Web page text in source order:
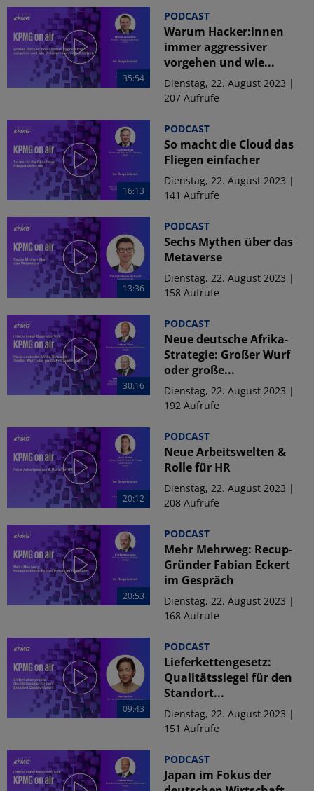
35:54
PODCAST
Warum Hacker:innen
immer aggressiver
vorgehen und wie...
Dienstag, 22. August 2023 |
207 Aufrufe
16:13
PODCAST
So macht die Cloud das
Fliegen einfacher
Dienstag, 22. August 2023 |
141 Aufrufe
13:36
PODCAST
Sechs Mythen über das
Metaverse
Dienstag, 22. August 2023 |
158 Aufrufe
30:16
PODCAST
Neue deutsche Afrika-
Strategie: Großer Wurf
oder große...
Dienstag, 22. August 2023 |
192 Aufrufe
20:12
PODCAST
Neue Arbeitswelten &
Rolle für HR
Dienstag, 22. August 2023 |
208 Aufrufe
20:53
PODCAST
Mehr Mehrweg: Recup-
Gründer Fabian Eckert
im Gespräch
Dienstag, 22. August 2023 |
168 Aufrufe
09:43
PODCAST
Lieferkettengesetz:
Qualitätssiegel für den
Standort...
Dienstag, 22. August 2023 |
151 Aufrufe
PODCAST
Japan im Fokus der